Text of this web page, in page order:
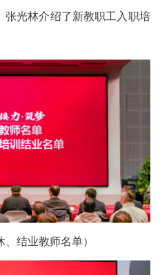
张光林介绍了新教职工入职培
、结业教师名单）